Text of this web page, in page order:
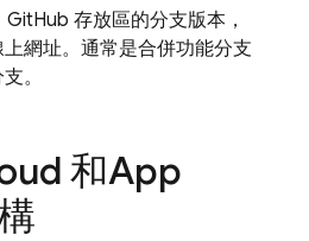
GitHub 存放區的分支版本，
網址。通常是合併功能分支
。
和App